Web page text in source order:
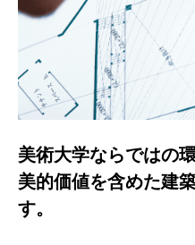
美術大学ならではの
美的価値を含めた建
す。